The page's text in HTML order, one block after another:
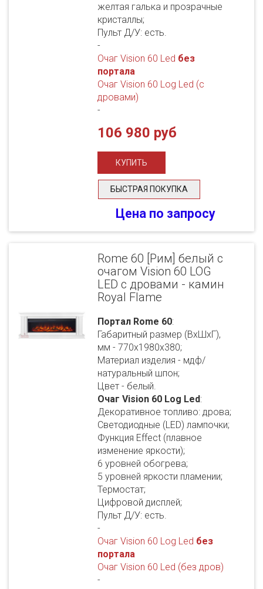
желтая галька и прозрачные
кристаллы;
Пульт Д/У: есть.
-
Очаг Vision 60 Led без
портала
Очаг Vision 60 Log Led (с
дровами)
-
106 980 руб
БЫСТРАЯ ПОКУПКА
Цена по запросу
Rome 60 [Рим] белый с
очагом Vision 60 LOG
LED с дровами - камин
Royal Flame
Портал Rome 60:
Габаритный размер (ВхШхГ),
мм - 770х1980х380;
Материал изделия - мдф/
натуральный шпон;
Цвет - белый.
Очаг Vision 60 Log Led:
Декоративное топливо: дрова;
Светодиодные (LED) лампочки;
Функция Effect (плавное
изменение яркости);
6 уровней обогрева;
5 уровней яркости пламении;
Термостат;
Цифровой дисплей;
Пульт Д/У: есть.
-
Очаг Vision 60 Log Led без
портала
Очаг Vision 60 Led (без дров)
-